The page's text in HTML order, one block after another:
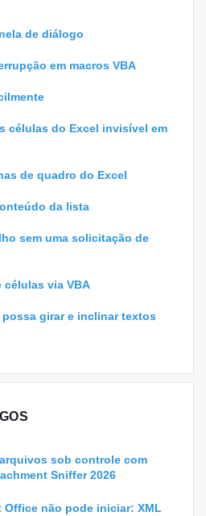
de diálogo
em macros VBA
células do Excel invisível em
de quadro do Excel
da lista
sem uma solicitação de
células via VBA
girar e inclinar textos
sob controle com
Sniffer 2026
Office não pode iniciar: XML